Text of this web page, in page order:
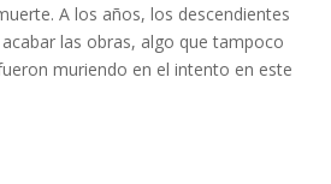
A los años, los descendientes
las obras, algo que tampoco
muriendo en el intento en este